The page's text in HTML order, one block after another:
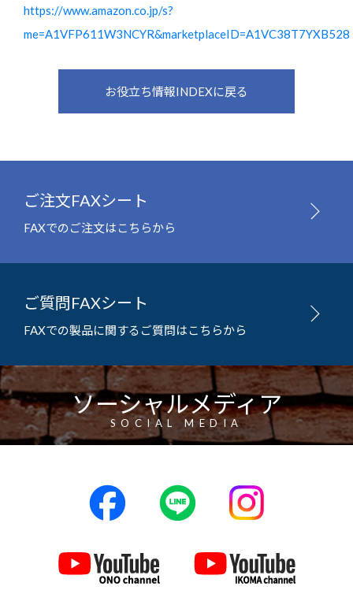
https://www.amazon.co.jp/s?
me=A1VFP611W3NCYR&marketplaceID=A1VC38T7YXB528
お役立ち情報INDEXに戻る
ご注文FAXシート
FAXでのご注文はこちらから
ご質問FAXシート
FAXでの製品に関するご質問はこちらから
ソーシャルメディア
SOCIAL MEDIA